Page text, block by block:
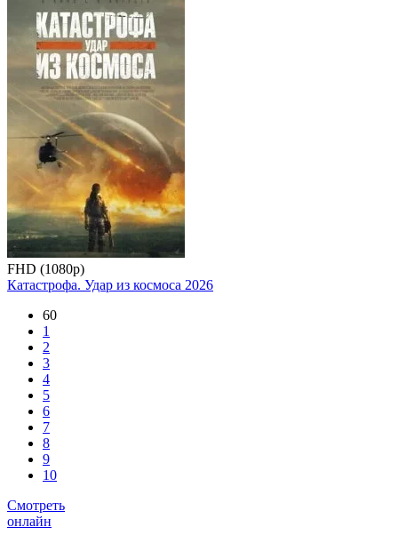
FHD (1080p)
Катастрофа. Удар из космоса 2026
60
1
2
3
4
5
6
7
8
9
10
Смотреть
онлайн